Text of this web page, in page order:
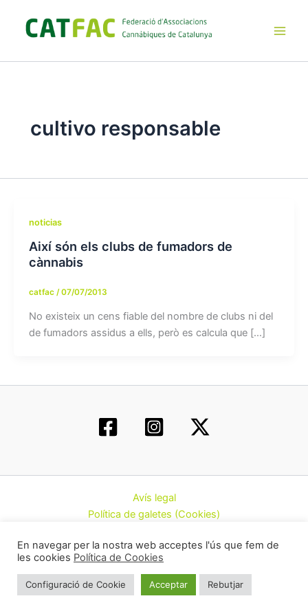
contenido
cultivo responsable
noticias
Així són els clubs de fumadors de
cànnabis
catfac /07/07/2013
No existeix un cens fiable del nombre de clubs ni del
de fumadors assidus a ells, però es calcula que […]
Avís legal
Política de galetes (Cookies)
Contacte
Cannàbiques de Catalunya (CatFAC)
En navegar per la nostra web acceptes l'ús que fem de
les cookies Política de Cookies
Configuració de Cookie Acceptar Rebutjar